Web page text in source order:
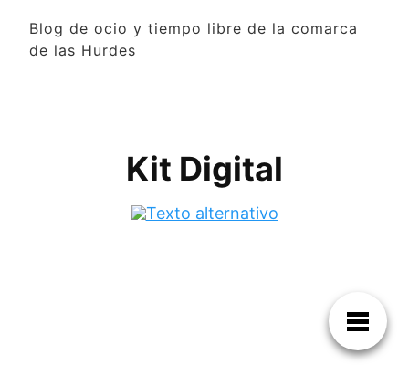
Blog de ocio y tiempo libre de la comarca
de las Hurdes
Kit Digital